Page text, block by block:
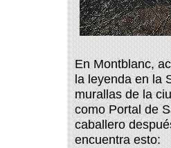
En Montblanc,
la leyenda en la
murallas de la
como Portal de
caballero
encuentra esto: